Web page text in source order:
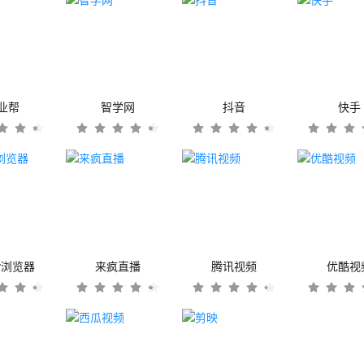
帮 智学网 抖音 快手
览器 来疯直播 腾讯视频 优酷视